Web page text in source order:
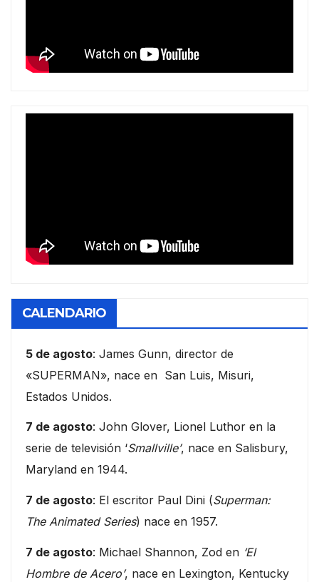
CALENDARIO
5 de agosto: James Gunn, director de
«SUPERMAN», nace en San Luis, Misuri,
Estados Unidos.
7 de agosto: John Glover, Lionel Luthor en la
serie de televisión ‘Smallville’, nace en Salisbury,
Maryland en 1944.
7 de agosto: El escritor Paul Dini (Superman:
The Animated Series) nace en 1957.
7 de agosto: Michael Shannon, Zod en ‘El
Hombre de Acero’, nace en Lexington, Kentucky